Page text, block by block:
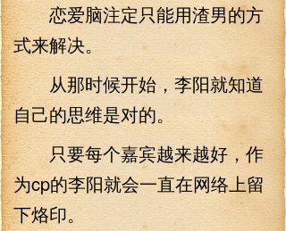
恋爱脑注定只能用渣男的方
式来解决。
从那时候开始，李阳就知道
自己的思维是对的。
只要每个嘉宾越来越好，作
为cp的李阳就会一直在网络上留
下烙印。